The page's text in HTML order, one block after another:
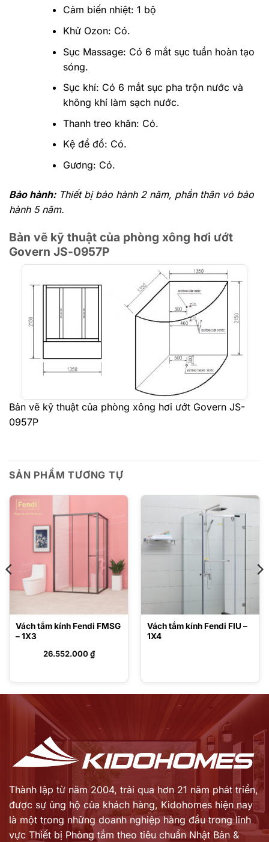
Cảm biến nhiệt: 1 bộ
Khử Ozon: Có.
Sục Massage: Có 6 mắt sục tuần hoàn tạo
sóng.
Sục khí: Có 6 mắt sục pha trộn nước và
không khí làm sạch nước.
Thanh treo khăn: Có.
Kệ để đồ: Có.
Gương: Có.
Bảo hành:Thiết bị bảo hành 2 năm, phần thân vỏ bảo
hành 5 năm.
Bản vẽ kỹ thuật của phòng xông hơi ướt
Govern JS-0957P
Bản vẽ kỹ thuật của phòng xông hơi ướt Govern JS-
0957P
SẢN PHẨM TƯƠNG TỰ
Vách tắm kính Fendi FMSG
– 1X3
26.552.000₫
Vách tắm kính Fendi FIU –
1X4
Thành lập từ năm 2004, trải qua hơn 21 năm phát triển,
được sự ủng hộ của khách hàng, Kidohomes hiện nay
là một trong những doanh nghiệp hàng đầu trong lĩnh
vực Thiết bị Phòng tắm theo tiêu chuẩn Nhật Bản &